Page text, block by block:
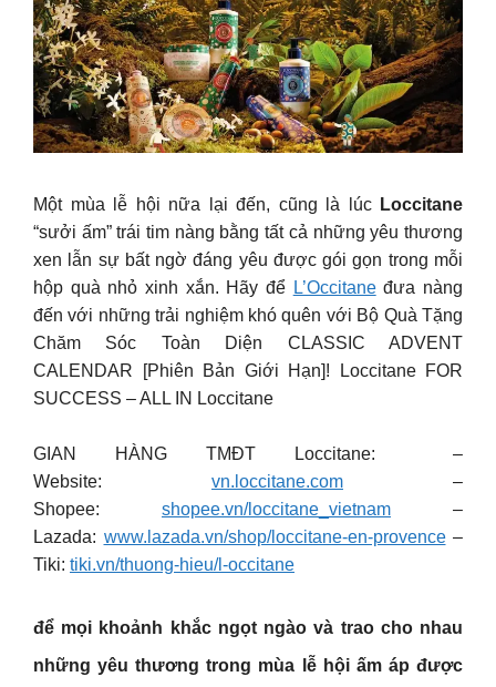
Một mùa lễ hội nữa lại đến, cũng là lúc Loccitane
“sưởi ấm” trái tim nàng bằng tất cả những yêu thương
xen lẫn sự bất ngờ đáng yêu được gói gọn trong mỗi
hộp quà nhỏ xinh xắn. Hãy để L’Occitaneđưa nàng
đến với những trải nghiệm khó quên với Bộ Quà Tặng
Chăm Sóc Toàn Diện CLASSIC ADVENT
CALENDAR [Phiên Bản Giới Hạn]!
Loccitane FOR
SUCCESS – ALL IN Loccitane
GIAN HÀNG TMĐT Loccitane: –
Website: vn.loccitane.com –
Shopee: shopee.vn/loccitane_vietnam –
Lazada: www.lazada.vn/shop/loccitane-en-provence–
Tiki: tiki.vn/thuong-hieu/l-occitane
để mọi khoảnh khắc ngọt ngào và trao cho nhau
những yêu thương trong mùa lễ hội ấm áp được